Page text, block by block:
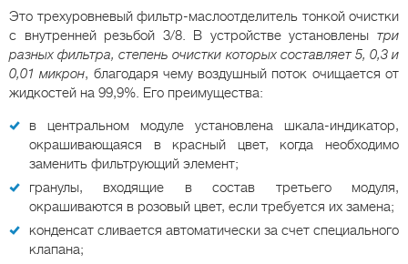
Это трехуровневый фильтр-маслоотделитель тонкой очистки
с внутренней резьбой 3/8. В устройстве установлены три
разных фильтра, степень очистки которых составляет 5, 0,3 и
0,01 микрон, благодаря чему воздушный поток очищается от
жидкостей на 99,9%. Его преимущества:
в центральном модуле установлена шкала-индикатор,
окрашивающаяся в красный цвет, когда необходимо
заменить фильтрующий элемент;
гранулы, входящие в состав третьего модуля,
окрашиваются в розовый цвет, если требуется их замена;
конденсат сливается автоматически за счет специального
клапана;